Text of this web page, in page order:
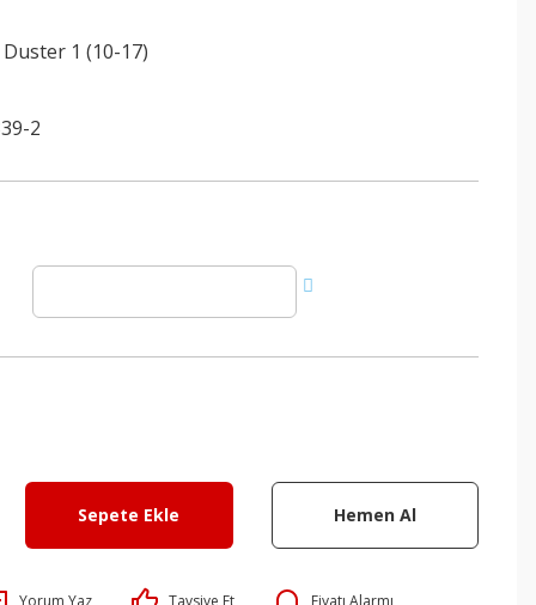
Duster 1 (10-17)
2
Sepete Ekle Hemen Al
Yorum Yaz Tavsiye Et Fiyatı Alarmı